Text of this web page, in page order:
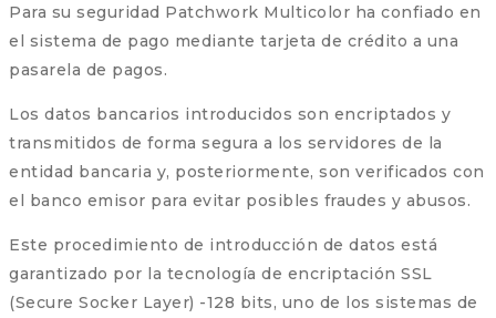
Para su seguridad Patchwork Multicolor ha confiado en
el sistema de pago mediante tarjeta de crédito a una
pasarela de pagos.
Los datos bancarios introducidos son encriptados y
transmitidos de forma segura a los servidores de la
entidad bancaria y, posteriormente, son verificados con
el banco emisor para evitar posibles fraudes y abusos.
Este procedimiento de introducción de datos está
garantizado por la tecnología de encriptación SSL
(Secure Socker Layer) -128 bits, uno de los sistemas de